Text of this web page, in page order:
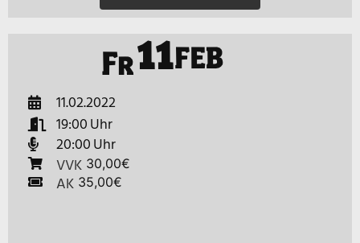
Fr11FEB
11.02.2022
19:00
20:00
VVK 30,00€
AK 35,00€